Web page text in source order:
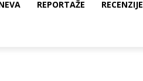
REPORTAŽE RECENZIJE